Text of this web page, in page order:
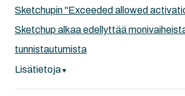
Sketchupin ''Exceeded allowed
Sketchup alkaa edellyttää
tunnistautumista
Lisätietoja▼